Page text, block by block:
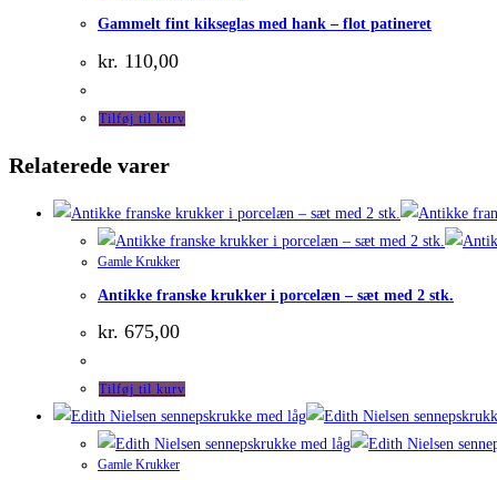
Gammelt fint kikseglas med hank – flot patineret
kr. 110,00
Tilføj til kurv
Relaterede varer
Gamle Krukker
Antikke franske krukker i porcelæn – sæt med 2 stk.
kr. 675,00
Tilføj til kurv
Gamle Krukker